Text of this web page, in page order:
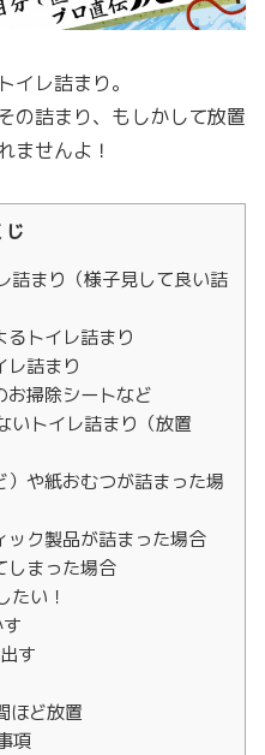
イレ詰まり。
の詰まり、もしかして放置
ませんよ！
じ
詰まり（様子見して良い詰
トイレ詰まり
詰まり
掃除シートなど
いトイレ詰まり（放置
や紙おむつが詰まった場
ク製品が詰まった場合
まった場合
たい！
す
ほど放置
項